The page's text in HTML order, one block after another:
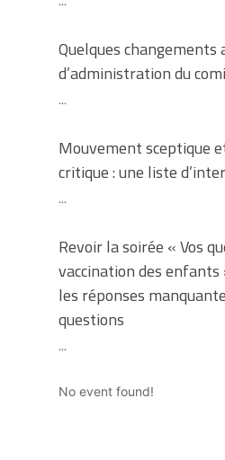
Quelques changements
d’administration du
...
Mouvement sceptique
critique : une liste
...
Revoir la soirée « Vos
vaccination des enfants
les réponses
questions
...
No event found!